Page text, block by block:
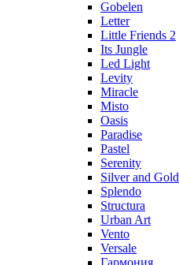
Gobelen
Letter
Little Friends 2
Its Jungle
Led Light
Levity
Miracle
Misto
Oasis
Paradise
Pastel
Serenity
Silver and Gold
Splendo
Structura
Urban Art
Vento
Versale
Гармония